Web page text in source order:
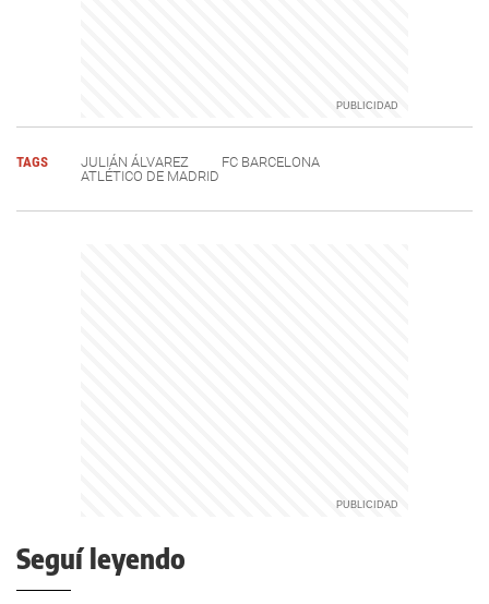
TAGS JULIÁN ÁLVAREZ
FC BARCELONA
ATLÉTICO DE MADRID
Seguí leyendo